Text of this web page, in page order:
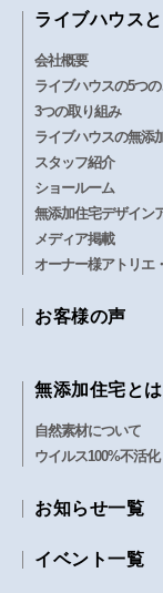
必要な場合
・当サイ
委託先等の
ることがあ
情報は、必
対して契約
を徹底しま
当社では、
に、上記の
著作権につ
映像の著作
別に当社以
ライブハウス
会社概要
ライブハウスの5つ
3つの取り組み
ライブハウスの無添
スタッフ紹介
ショールーム
無添加住宅デザイン
メディア掲載
オーナー様アトリエ
お客様の声
無添加住宅とは
自然素材について
ウイルス100%不活
お知らせ一覧
イベント一覧